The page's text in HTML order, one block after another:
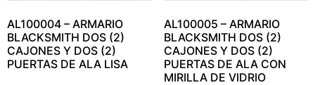
AL100004 – ARMARIO
BLACKSMITH DOS (2)
CAJONES Y DOS (2)
PUERTAS DE ALA LISA
AL100005 – ARMARIO
BLACKSMITH DOS (2)
CAJONES Y DOS (2)
PUERTAS DE ALA CON
MIRILLA DE VIDRIO